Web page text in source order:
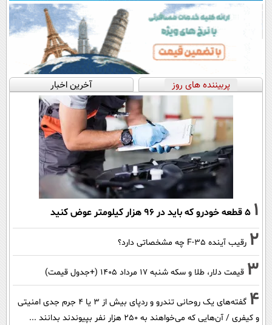
پربیننده های روز آخرین اخبار
1 ۵ قطعه خودرو که باید در ۹۶ هزار کیلومتر عوض کنید
2 رقیب آینده F-35 چه مشخصاتی دارد؟
3 قیمت دلار، طلا و سکه شنبه ۱۷ مرداد ۱۴۰۵ (+جدول قیمت)
4
گفته‌های یک روحانی تندرو و ردپای بیش از ۳ یا ۴ جرم جدی امنیتی
و کیفری / آن‌هایی که می‌خواهند به ۲۵۰ هزار نفر بپیوندند بدانند ...